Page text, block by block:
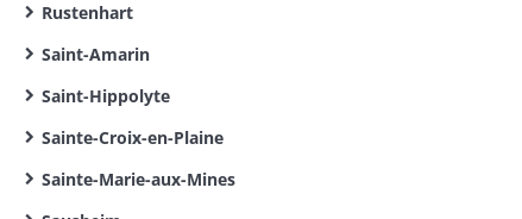
Rustenhart
Saint-Amarin
Saint-Hippolyte
Sainte-Croix-en-Plaine
Sainte-Marie-aux-Mines